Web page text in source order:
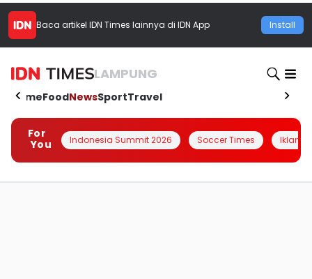
Baca artikel IDN Times lainnya di IDN App Install
LAMPUNG
HomeFoodNewsSportTravel
For
You
Indonesia Summit 2026 Soccer Times Iklanin